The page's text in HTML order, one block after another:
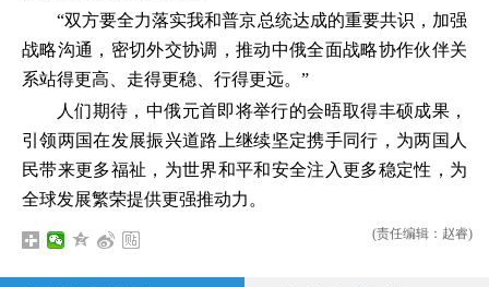
“双方要全力落实我和普京总统达成的重要共识，加强
战略沟通，密切外交协调，推动中俄全面战略协作伙伴关
系站得更高、走得更稳、行得更远。”
人们期待，中俄元首即将举行的会晤取得丰硕成果，
引领两国在发展振兴道路上继续坚定携手同行，为两国人
民带来更多福祉，为世界和平和安全注入更多稳定性，为
全球发展繁荣提供更强推动力。
(责任编辑：赵睿)